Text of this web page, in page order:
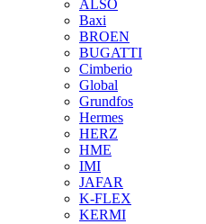
ALSO
Baxi
BROEN
BUGATTI
Cimberio
Global
Grundfos
Hermes
HERZ
HME
IMI
JAFAR
K-FLEX
KERMI